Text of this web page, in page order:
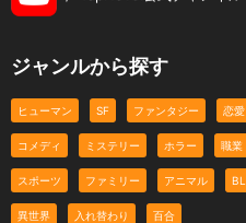
ジャンルから探す
ヒューマン SF ファンタジー 恋愛
コメディ ミステリー ホラー 職業
スポーツ ファミリー アニマル BL
異世界 入れ替わり 百合